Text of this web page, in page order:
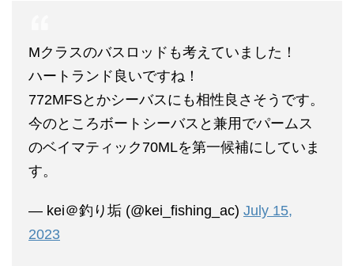
Mクラスのバスロッドも考えていました！
ハートランド良いですね！
772MFSとかシーバスにも相性良さそうです。
今のところボートシーバスと兼用でパームス
のベイマティック70MLを第一候補にしていま
す。
— kei＠釣り垢 (@kei_fishing_ac) July 15,
2023